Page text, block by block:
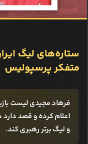
ستاره‌های لیگ
متفکر پرسپولیس
فرهاد مجیدی لیست
اعلام کرده و قصد
و لیگ برتر رهبری کند.